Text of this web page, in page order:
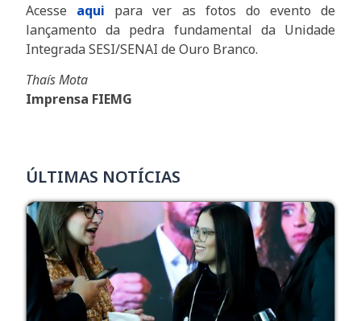
Acesse aqui
para ver as fotos do evento de
lançamento da pedra fundamental da Unidade
Integrada SESI/SENAI de Ouro Branco.
Thaís Mota
Imprensa FIEMG
ÚLTIMAS NOTÍCIAS